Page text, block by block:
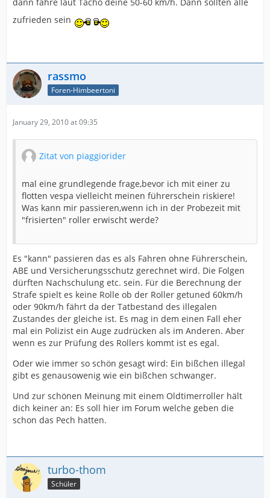
zufrieden sein
rassmo
Foren-Himbeertoni
January 29, 2010 at 09:35
Zitat von piaggiorider
mal eine grundlegende frage,bevor ich mit einer zu
flotten vespa vielleicht meinen führerschein riskiere!
Was kann mir passieren,wenn ich in der Probezeit mit
"frisierten" roller erwischt werde?
Es "kann" passieren das es als Fahren ohne Führerschein,
ABE und Versicherungsschutz gerechnet wird. Die Folgen
dürften Nachschulung etc. sein. Für die Berechnung der
Strafe spielt es keine Rolle ob der Roller getuned 60km/h
oder 90km/h fährt da der Tatbestand des illegalen
Zustandes der gleiche ist. Es mag in dem einen Fall eher
mal ein Polizist ein Auge zudrücken als im Anderen. Aber
wenn es zur Prüfung des Rollers kommt ist es egal.
Oder wie immer so schön gesagt wird: Ein bißchen illegal
gibt es genausowenig wie ein bißchen schwanger.
Und zur schönen Meinung mit einem Oldtimerroller hält
dich keiner an: Es soll hier im Forum welche geben die
schon das Pech hatten.
turbo-thom
Schüler